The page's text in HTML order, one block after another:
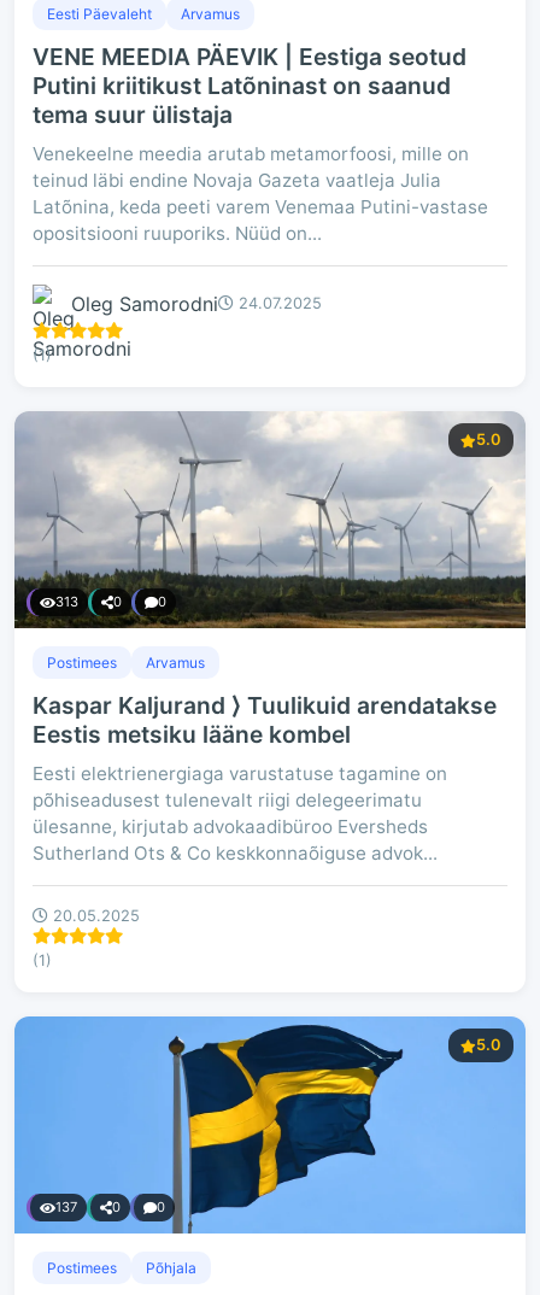
Eesti Päevaleht Arvamus
VENE MEEDIA PÄEVIK | Eestiga seotud
Putini kriitikust Latõninast on saanud
tema suur ülistaja
Venekeelne meedia arutab metamorfoosi, mille on
teinud läbi endine Novaja Gazeta vaatleja Julia
Latõnina, keda peeti varem Venemaa Putini-vastase
opositsiooni ruuporiks. Nüüd on...
Oleg Samorodni 24.07.2025
(1)
5.0
313 0 0
Postimees Arvamus
Kaspar Kaljurand ⟩ Tuulikuid arendatakse
Eestis metsiku lääne kombel
Eesti elektrienergiaga varustatuse tagamine on
põhiseadusest tulenevalt riigi delegeerimatu
ülesanne, kirjutab advokaadibüroo Eversheds
Sutherland Ots & Co keskkonnaõiguse advok...
20.05.2025
(1)
5.0
137 0 0
Postimees Põhjala